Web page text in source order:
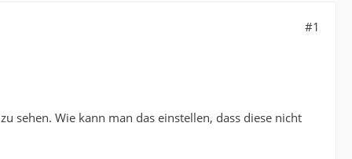
#1
sehen. Wie kann man das einstellen, dass diese nicht